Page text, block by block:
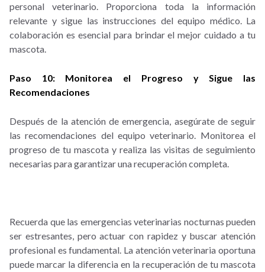
personal veterinario. Proporciona toda la información
relevante y sigue las instrucciones del equipo médico. La
colaboración es esencial para brindar el mejor cuidado a tu
mascota.
Paso 10: Monitorea el Progreso y Sigue las
Recomendaciones
Después de la atención de emergencia, asegúrate de seguir
las recomendaciones del equipo veterinario. Monitorea el
progreso de tu mascota y realiza las visitas de seguimiento
necesarias para garantizar una recuperación completa.
Recuerda que las emergencias veterinarias nocturnas pueden
ser estresantes, pero actuar con rapidez y buscar atención
profesional es fundamental. La atención veterinaria oportuna
puede marcar la diferencia en la recuperación de tu mascota